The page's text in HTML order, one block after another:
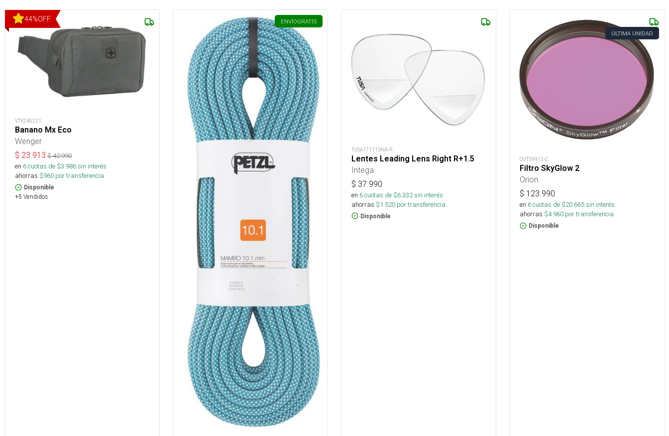
44%OFF
VTX240221
Banano Mx Eco
Wenger
$ 23.913 $42.990
en 6cuotas de $3.986sin interés
ahorras $960 por transferencia.
Disponible
+5 Vendidos
ENVÍOGRATIS
TUSA171113NA-R
Lentes Leading Lens Right R+1.5
Intega
$ 37.990
en 6cuotas de $6.332sin interés
ahorras $1.520 por transferencia.
Disponible
ÚLTIMA UNIDAD
OUT39912-C
Filtro SkyGlow 2
Orion
$ 123.990
en 6cuotas de $20.665sin interés
ahorras $4.960 por transferencia.
Disponible